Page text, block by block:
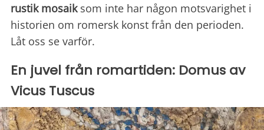
rustik mosaiksom inte har någon motsvarighet i
historien om romersk konst från den perioden.
Låt oss se varför.
En juvel från romartiden: Domus av
Vicus Tuscus